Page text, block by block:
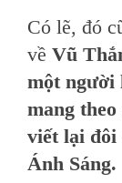
Có lẽ, đó
về Vũ
một người
mang
viết lại
Ánh Sáng.